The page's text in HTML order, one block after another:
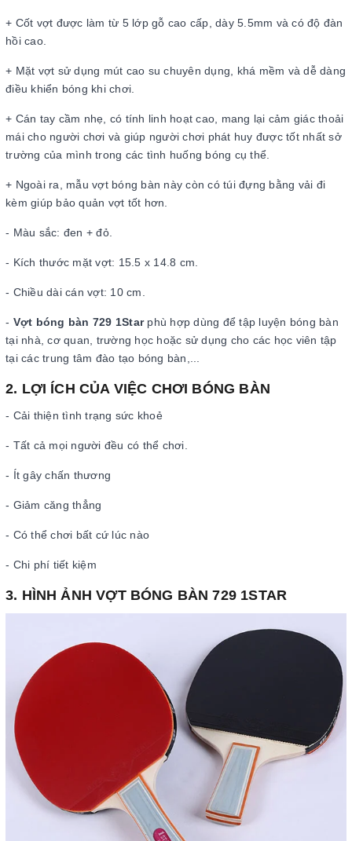
+ Cốt vợt được làm từ 5 lớp gỗ cao cấp, dày 5.5mm và có độ đàn
hồi cao.
+ Mặt vợt sử dụng mút cao su chuyên dụng, khá mềm và dễ dàng
điều khiển bóng khi chơi.
+ Cán tay cầm nhẹ, có tính linh hoạt cao, mang lại cảm giác thoải
mái cho người chơi và giúp người chơi phát huy được tốt nhất sở
trường của mình trong các tình huống bóng cụ thể.
+ Ngoài ra, mẫu vợt bóng bàn này còn có túi đựng bằng vải đi
kèm giúp bảo quản vợt tốt hơn.
- Màu sắc: đen + đỏ.
- Kích thước mặt vợt: 15.5 x 14.8 cm.
- Chiều dài cán vợt: 10 cm.
- Vợt bóng bàn 729 1Starphù hợp dùng để tập luyện bóng bàn
tại nhà, cơ quan, trường học hoặc sử dụng cho các học viên tập
tại các trung tâm đào tạo bóng bàn,...
2. LỢI ÍCH CỦA VIỆC CHƠI BÓNG BÀN
- Cải thiện tình trạng sức khoẻ
- Tất cả mọi người đều có thể chơi.
- Ít gây chấn thương
- Giảm căng thẳng
- Có thể chơi bất cứ lúc nào
- Chi phí tiết kiệm
3. HÌNH ẢNH VỢT BÓNG BÀN 729 1STAR